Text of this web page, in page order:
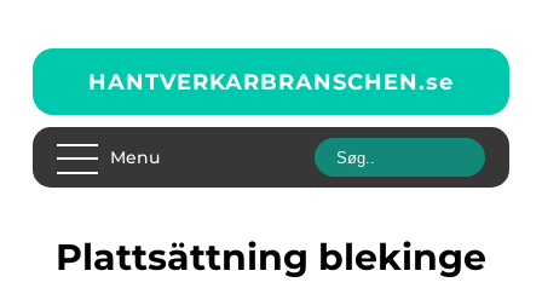
HANTVERKARBRANSCHEN.se
Menu
plattsättning blekinge